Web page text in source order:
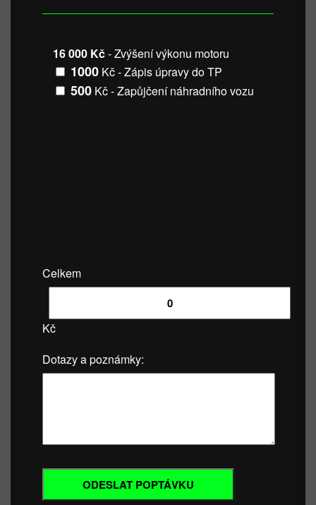
16 000 Kč- Zvýšení výkonu motoru
1000 Kč - Zápis úpravy do TP
500 Kč - Zapůjčení náhradního vozu
Celkem
Kč
Dotazy a poznámky: